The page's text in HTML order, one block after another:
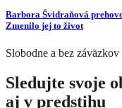
Barbora Švidraňová
Zmenilo jej to život
Slobodne a bez záväzkov
Sledujte svoje
aj v predstihu